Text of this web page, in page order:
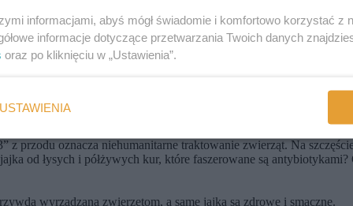
swobodnie poruszać się po kurniku, podłoga jest wyłożona
na zachowania agresywne spowodowane sposobem
Polski.
określający kolejno kod województwa, powiatu, zakresu
jest najważniejsza. Czy też raczej – najważniejsza dla kury.
przodu oznacza niehumanitarne traktowanie zwierząt. Na
od łysych i półżywych kur, które faszerowane są
wyrządzana zwierzętom, a same jajka są zdrowe i smaczne.
informacjami, abyś mógł świadomie i komfortowo korzystać z
informacje dotyczące przetwarzania Twoich danych
oraz po kliknięciu w „Ustawienia”.
USTAWIENIA